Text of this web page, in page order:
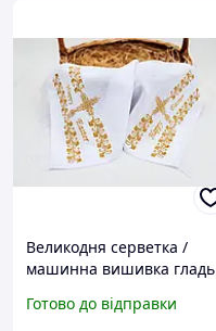
Великодня серветка /
машинна вишивка гладь
Онікс, колір - білий.
Готово до відправки